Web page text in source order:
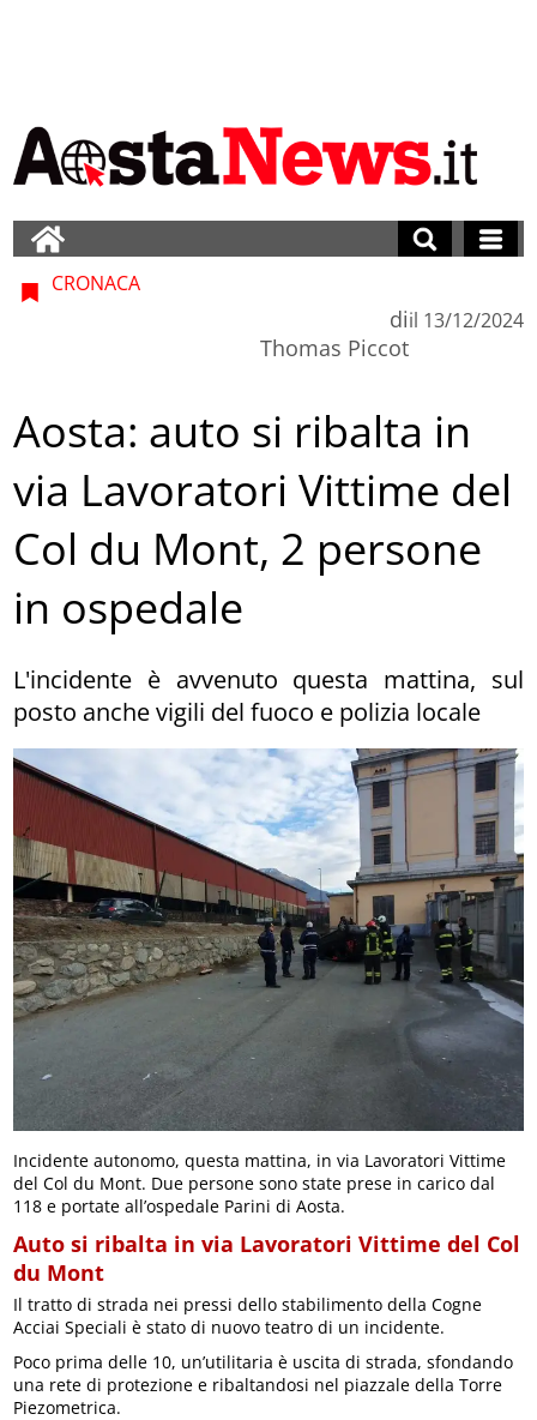
CRONACA
di
Thomas Piccot
il 13/12/2024
Aosta: auto si ribalta in
via Lavoratori Vittime del
Col du Mont, 2 persone
in ospedale
L'incidente è avvenuto questa mattina, sul
posto anche vigili del fuoco e polizia locale
Incidente autonomo, questa mattina, in via Lavoratori Vittime
del Col du Mont. Due persone sono state prese in carico dal
118 e portate all’ospedale Parini di Aosta.
Auto si ribalta in via Lavoratori Vittime del Col
du Mont
Il tratto di strada nei pressi dello stabilimento della Cogne
Acciai Speciali è stato di nuovo teatro di un incidente.
Poco prima delle 10, un’utilitaria è uscita di strada, sfondando
una rete di protezione e ribaltandosi nel piazzale della Torre
Piezometrica.